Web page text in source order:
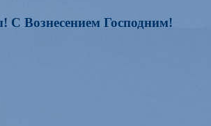
С Вознесением Господним!